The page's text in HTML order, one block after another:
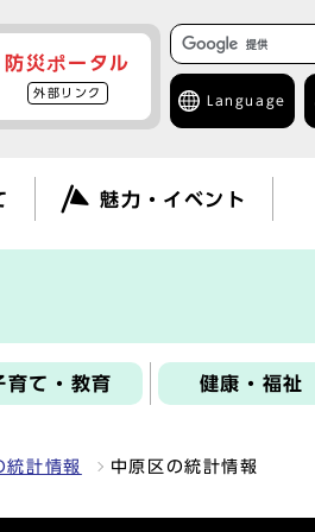
防災ポータル
外部リンク
Language
魅力・イベント
育て・教育 健康・福祉
統計情報 中原区の統計情報